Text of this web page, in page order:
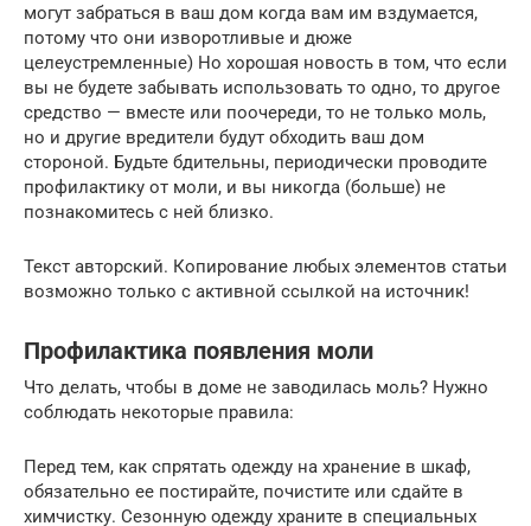
могут забраться в ваш дом когда вам им вздумается,
потому что они изворотливые и дюже
целеустремленные) Но хорошая новость в том, что если
вы не будете забывать использовать то одно, то другое
средство — вместе или поочереди, то не только моль,
но и другие вредители будут обходить ваш дом
стороной. Будьте бдительны, периодически проводите
профилактику от моли, и вы никогда (больше) не
познакомитесь с ней близко.
Текст авторский. Копирование любых элементов статьи
возможно только с активной ссылкой на источник!
Профилактика появления моли
Что делать, чтобы в доме не заводилась моль? Нужно
соблюдать некоторые правила:
Перед тем, как спрятать одежду на хранение в шкаф,
обязательно ее постирайте, почистите или сдайте в
химчистку. Сезонную одежду храните в специальных